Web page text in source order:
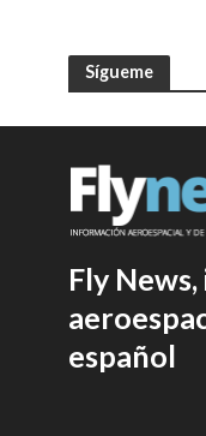
Sígueme
Fly
español